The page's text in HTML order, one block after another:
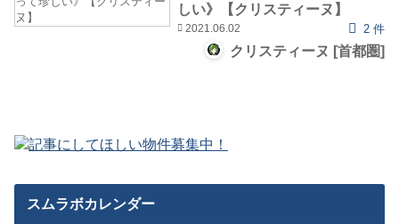
しい》【クリスティーヌ】
2021.06.02 2 件
クリスティーヌ [首都圏]
スムラボカレンダー